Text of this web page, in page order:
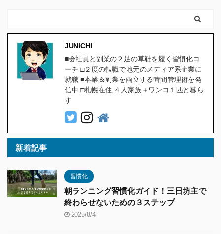
JUNICHI
■会社員と副業の２足の草鞋を履く習慣化コ
ーチ □２度の転職で地元のメディア系企業に
就職 ■本業＆副業を両立する時間管理術を発
信中 □札幌在住,４人家族＋ワンコ１匹と暮ら
す
新着記事
習慣化
朝ランニング習慣化ガイド！三日坊主で
終わらせないための３ステップ
2025/8/4